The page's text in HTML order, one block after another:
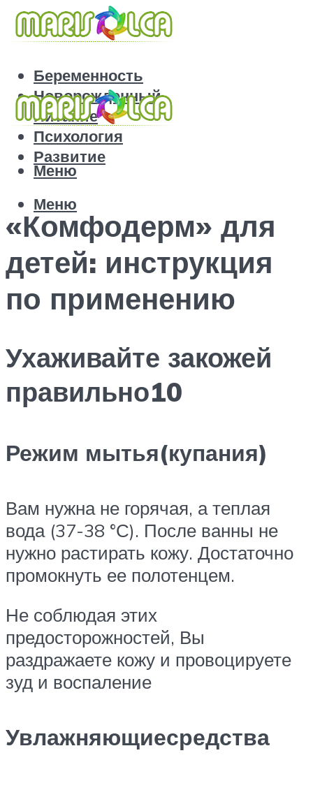
Беременность
Новорожденный
Питание
Психология
Развитие
Меню
Меню
«Комфодерм» для
детей: инструкция
по применению
Ухаживайте закожей
правильно10
Режим мытья(купания)
Вам нужна не горячая, а теплая
вода (37-38 °С). После ванны не
нужно растирать кожу. Достаточно
промокнуть ее полотенцем.
Не соблюдая этих
предосторожностей, Вы
раздражаете кожу и провоцируете
зуд и воспаление
Увлажняющиесредства